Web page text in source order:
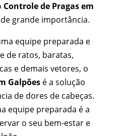
Controle de Pragas em
grande importância.
equipe preparada e
de ratos, baratas,
e demais vetores, o
Galpõesé a solução
de dores de cabeças.
equipe preparada é a
o seu bem-estar e